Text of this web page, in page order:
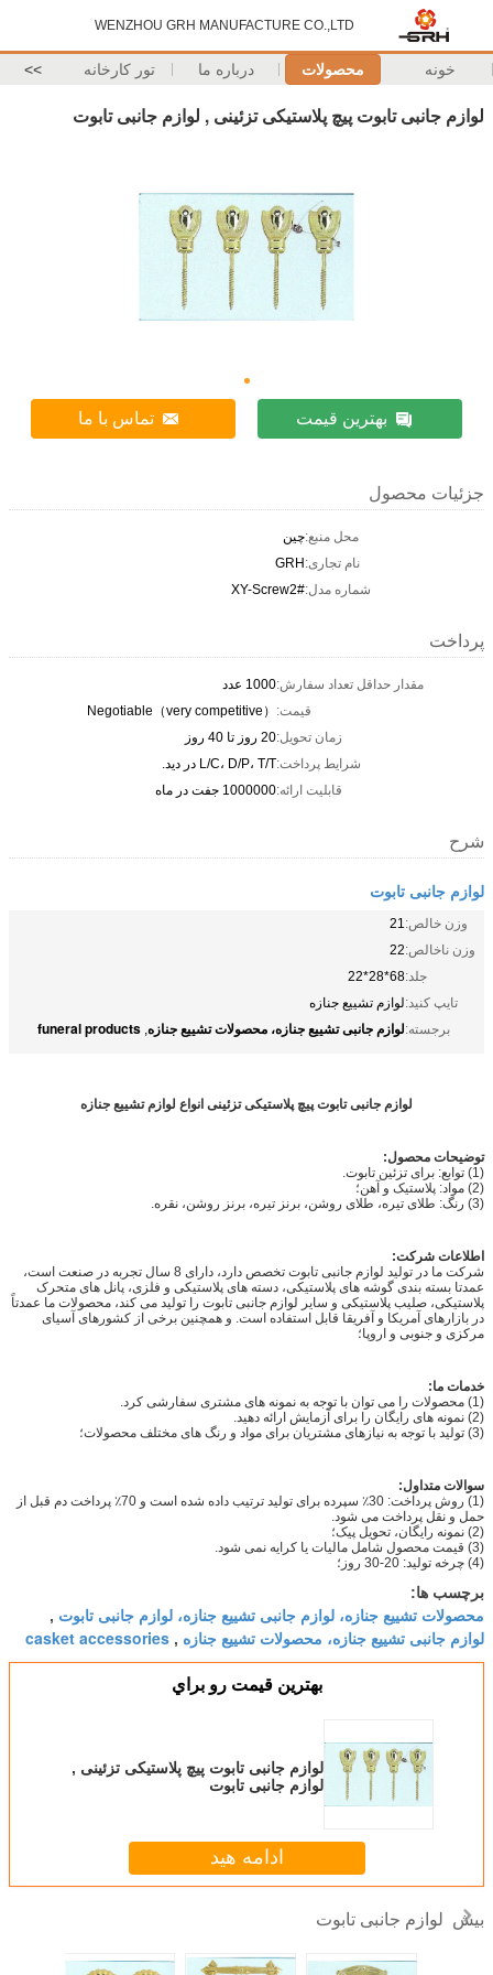
WENZHOU GRH MANUFACTURE CO.,LTD
خونه محصولات درباره ما تور کارخانه >>
لوازم جانبی تابوت پیچ پلاستیکی تزئینی , لوازم جانبی تابوت
بهترین قیمت تماس با ما
جزئیات محصول
محل منبع:چین
نام تجاری:GRH
شماره مدل:XY-Screw2#
پرداخت
مقدار حداقل تعداد سفارش:1000 عدد
قیمت: Negotiable（very competitive）
زمان تحویل:20 روز تا 40 روز
شرایط پرداخت:L/C، D/P، T/T در دید.
قابلیت ارائه:1000000 جفت در ماه
شرح
لوازم جانبی تابوت
وزن خالص:21
وزن ناخالص:22
جلد:68*28*22
تایپ کنید:لوازم تشییع جنازه
برجسته:لوازم جانبی تشییع جنازه، محصولات تشییع جنازه,
funeral products
لوازم جانبی تابوت پیچ پلاستیکی تزئینی انواع لوازم تشییع جنازه
توضیحات محصول:
(1) توابع: برای تزئین تابوت.
(2) مواد: پلاستیک و آهن؛
(3) رنگ: طلای تیره، طلای روشن، برنز تیره، برنز روشن، نقره.
اطلاعات شرکت:
شرکت ما در تولید لوازم جانبی تابوت تخصص دارد، دارای 8 سال تجربه در صنعت است،
عمدتا بسته بندی گوشه های پلاستیکی، دسته های پلاستیکی و فلزی، پانل های متحرک
پلاستیکی، صلیب پلاستیکی و سایر لوازم جانبی تابوت را تولید می کند، محصولات ما عمدتاً
در بازارهای آمریکا و آفریقا قابل استفاده است. و همچنین برخی از کشورهای آسیای
مرکزی و جنوبی و اروپا؛
خدمات ما:
(1) محصولات را می توان با توجه به نمونه های مشتری سفارشی کرد.
(2) نمونه های رایگان را برای آزمایش ارائه دهید.
(3) تولید با توجه به نیازهای مشتریان برای مواد و رنگ های مختلف محصولات؛
سوالات متداول:
(1) روش پرداخت: 30٪ سپرده برای تولید ترتیب داده شده است و 70٪ پرداخت دم قبل از
حمل و نقل پرداخت می شود.
(2) نمونه رایگان، تحویل پیک؛
(3) قیمت محصول شامل مالیات یا کرایه نمی شود.
(4) چرخه تولید: 20-30 روز؛
برچسب ها:
محصولات تشییع جنازه، لوازم جانبی تشییع جنازه، لوازم جانبی تابوت ,
لوازم جانبی تشییع جنازه، محصولات تشییع جنازه ,
casket accessories
بهترين قيمت رو براي
لوازم جانبی تابوت پیچ پلاستیکی تزئینی ,
لوازم جانبی تابوت
ادامه هید
بیش لوازم جانبی تابوت